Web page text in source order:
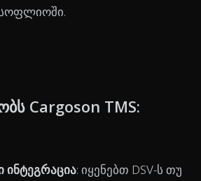
Cargoson TMS:
: იყენებთ DSV-ს თუ